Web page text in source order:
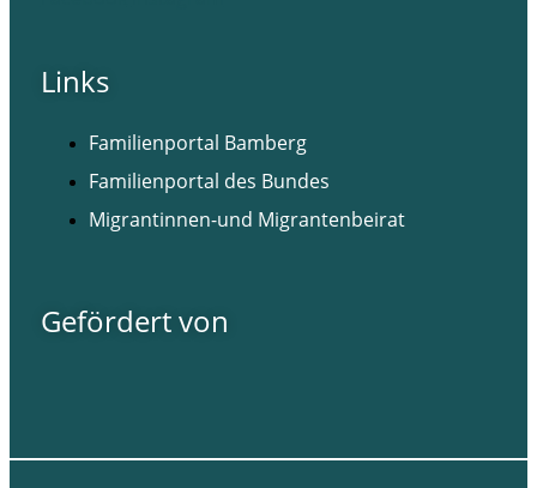
Links
Familienportal Bamberg
Familienportal des Bundes
Migrantinnen-und Migrantenbeirat
Gefördert von